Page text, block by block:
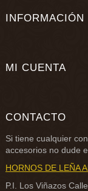
INFORMACIÓN
MI CUENTA
CONTACTO
Si tiene cualquier
accesorios no dude
HORNOS DE LEÑA
P.I. Los Viñazos